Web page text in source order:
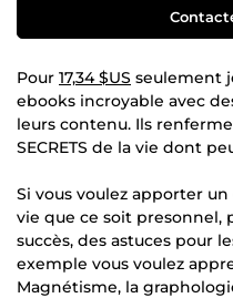
Pour 17,34 $US seulement
ebooks incroyable avec
leurs contenu. Ils
SECRETS de la vie dont
Si vous voulez apporter
vie que ce soit presonnel,
succès, des astuces pour
exemple vous voulez
Magnétisme, la